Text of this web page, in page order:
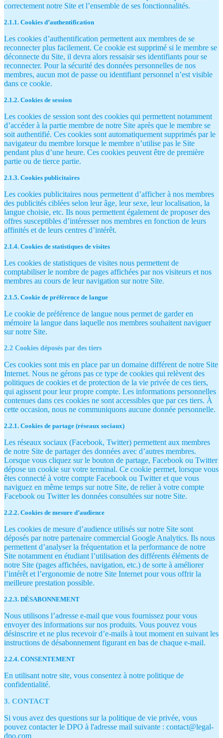
correctement notre Site et l’ensemble de ses fonctionnalités.
2.1.1. Cookies d’authentification
Les cookies d’authentification permettent aux membres de se
reconnecter plus facilement. Ce cookie est supprimé si le membre se
déconnecte du Site, il devra alors ressaisir ses identifiants pour se
reconnecter. Pour la sécurité des données personnelles de nos
membres, aucun mot de passe ou identifiant personnel n’est visible
dans ce cookie.
2.1.2. Cookies de session
Les cookies de session sont des cookies qui permettent notamment
d’accéder à la partie membre de notre Site après que le membre se
soit authentifié. Ces cookies sont automatiquement supprimés par le
navigateur du membre lorsque le membre n’utilise pas le Site
pendant plus d’une heure. Ces cookies peuvent être de première
partie ou de tierce partie.
2.1.3. Cookies publicitaires
Les cookies publicitaires nous permettent d’afficher à nos membres
des publicités ciblées selon leur âge, leur sexe, leur localisation, la
langue choisie, etc. Ils nous permettent également de proposer des
offres susceptibles d’intéresser nos membres en fonction de leurs
affinités et de leurs centres d’intérêt.
2.1.4. Cookies de statistiques de visites
Les cookies de statistiques de visites nous permettent de
comptabiliser le nombre de pages affichées par nos visiteurs et nos
membres au cours de leur navigation sur notre Site.
2.1.5. Cookie de préférence de langue
Le cookie de préférence de langue nous permet de garder en
mémoire la langue dans laquelle nos membres souhaitent naviguer
sur notre Site.
2.2 Cookies déposés par des tiers
Ces cookies sont mis en place par un domaine différent de notre Site
Internet. Nous ne gérons pas ce type de cookies qui relèvent des
politiques de cookies et de protection de la vie privée de ces tiers,
qui agissent pour leur propre compte. Les informations personnelles
contenues dans ces cookies ne sont accessibles que par ces tiers. À
cette occasion, nous ne communiquons aucune donnée personnelle.
2.2.1. Cookies de partage (réseaux sociaux)
Les réseaux sociaux (Facebook, Twitter) permettent aux membres
de notre Site de partager des données avec d’autres membres.
Lorsque vous cliquez sur le bouton de partage, Facebook ou Twitter
dépose un cookie sur votre terminal. Ce cookie permet, lorsque vous
êtes connecté à votre compte Facebook ou Twitter et que vous
naviguez en même temps sur notre Site, de relier à votre compte
Facebook ou Twitter les données consultées sur notre Site.
2.2.2. Cookies de mesure d’audience
Les cookies de mesure d’audience utilisés sur notre Site sont
déposés par notre partenaire commercial Google Analytics. Ils nous
permettent d’analyser la fréquentation et la performance de notre
Site notamment en étudiant l’utilisation des différents éléments de
notre Site (pages affichées, navigation, etc.) de sorte à améliorer
l’intérêt et l’ergonomie de notre Site Internet pour vous offrir la
meilleure prestation possible.
2.2.3. DÉSABONNEMENT
Nous utilisons l’adresse e-mail que vous fournissez pour vous
envoyer des informations sur nos produits. Vous pouvez vous
désinscrire et ne plus recevoir d’e-mails à tout moment en suivant les
instructions de désabonnement figurant en bas de chaque e-mail.
2.2.4. CONSENTEMENT
En utilisant notre site, vous consentez à notre politique de
confidentialité.
3. CONTACT
Si vous avez des questions sur la politique de vie privée, vous
pouvez contacter le DPO à l'adresse mail suivante : contact@legal-
dpo.com